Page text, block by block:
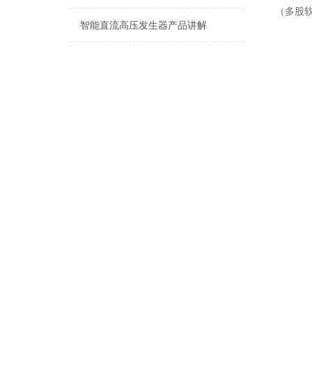
智能直流高压发生器产品讲解
（多股